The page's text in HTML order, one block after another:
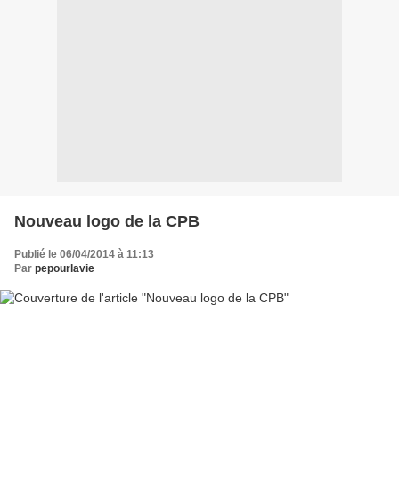
Nouveau logo de la CPB
Publié le 06/04/2014 à 11:13
Par pepourlavie